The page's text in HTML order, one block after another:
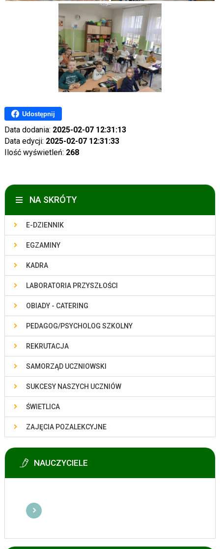
Udostępnij
Data dodania: 2025-02-07 12:31:13
Data edycji: 2025-02-07 12:31:33
Ilość wyświetleń: 268
NA SKRÓTY
E-DZIENNIK
EGZAMINY
KADRA
LABORATORIA PRZYSZŁOŚCI
OBIADY - CATERING
PEDAGOG/PSYCHOLOG SZKOLNY
REKRUTACJA
SAMORZĄD UCZNIOWSKI
SUKCESY NASZYCH UCZNIÓW
ŚWIETLICA
ZAJĘCIA POZALEKCYJNE
NAUCZYCIELE